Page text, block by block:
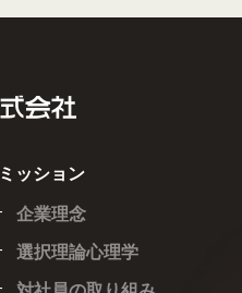
ミッション
企業理念
選択理論心理学